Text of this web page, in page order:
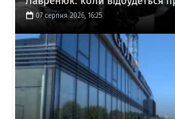
07 серпня 2026, 16:25